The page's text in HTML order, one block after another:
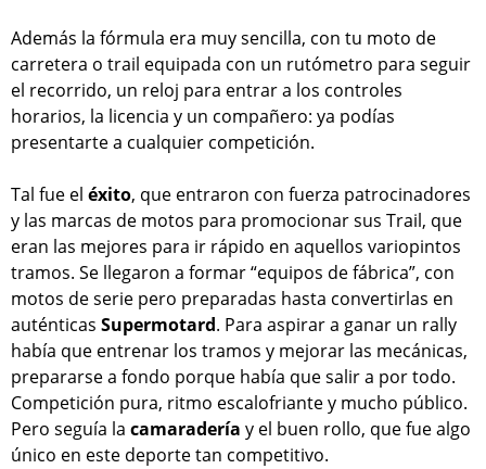
Además la fórmula era muy sencilla, con tu moto de
carretera o trail equipada con un rutómetro para seguir
el recorrido, un reloj para entrar a los controles
horarios, la licencia y un compañero: ya podías
presentarte a cualquier competición.
Tal fue el éxito, que entraron con fuerza patrocinadores
y las marcas de motos para promocionar sus Trail, que
eran las mejores para ir rápido en aquellos variopintos
tramos. Se llegaron a formar “equipos de fábrica”, con
motos de serie pero preparadas hasta convertirlas en
auténticas Supermotard. Para aspirar a ganar un rally
había que entrenar los tramos y mejorar las mecánicas,
prepararse a fondo porque había que salir a por todo.
Competición pura, ritmo escalofriante y mucho público.
Pero seguía la camaradería y el buen rollo, que fue algo
único en este deporte tan competitivo.